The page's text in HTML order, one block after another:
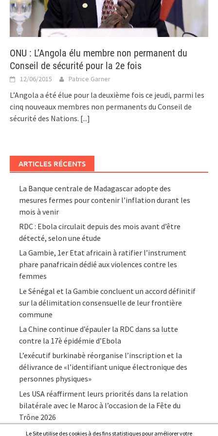
ONU : L’Angola élu membre non permanent du
Conseil de sécurité pour la 2e fois
12/06/2015 Patrice Garner
L’Angola a été élue pour la deuxième fois ce jeudi, parmi les
cinq nouveaux membres non permanents du Conseil de
sécurité des Nations. [...]
ARTICLES RÉCENTS
La Banque centrale de Madagascar adopte des
mesures fermes pour contenir l’inflation durant les
mois à venir
RDC : Ebola circulait depuis des mois avant d’être
détecté, selon une étude
La Gambie, 1er Etat africain à ratifier l’instrument
phare panafricain dédié aux violences contre les
femmes
Le Sénégal et la Gambie concluent un accord définitif
sur la délimitation consensuelle de leur frontière
commune
La Chine continue d’épauler la RDC dans sa lutte
contre la 17è épidémie d’Ebola
L’exécutif burkinabè réorganise l’inscription et la
délivrance de «l’identifiant unique électronique des
personnes physiques»
Les USA réaffirment leurs priorités dans la relation
bilatérale avec le Maroc à l’occasion de la Fête du
Trône 2026
Le Site utilise des cookies à des fins statistiques pour améliorer votre